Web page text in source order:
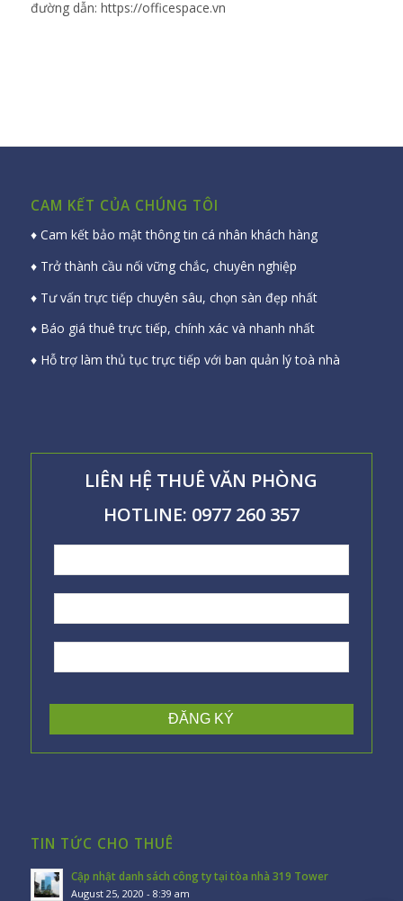
đường dẫn: https://officespace.vn
CAM KẾT CỦA CHÚNG TÔI
♦ Cam kết bảo mật thông tin cá nhân khách hàng
♦ Trở thành cầu nối vững chắc, chuyên nghiệp
♦ Tư vấn trực tiếp chuyên sâu, chọn sàn đẹp nhất
♦ Báo giá thuê trực tiếp, chính xác và nhanh nhất
♦ Hỗ trợ làm thủ tục trực tiếp với ban quản lý toà nhà
LIÊN HỆ THUÊ VĂN PHÒNG
HOTLINE: 0977 260 357
TIN TỨC CHO THUÊ
Cập nhật danh sách công ty tại tòa nhà 319 Tower
August 25, 2020 - 8:39 am